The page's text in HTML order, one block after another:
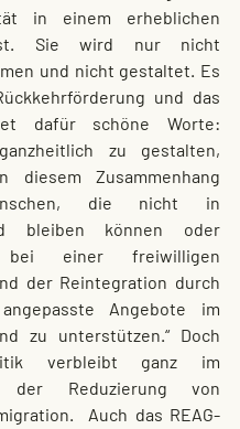
in einem erheblichen
Sie wird nur nicht
und nicht gestaltet. Es
und das
dafür schöne Worte:
zu gestalten,
diesem Zusammenhang
die nicht in
bleiben können oder
bei einer freiwilligen
der Reintegration durch
Angebote im
zu unterstützen.“ Doch
verbleibt ganz im
der Reduzierung von
Auch das REAG-